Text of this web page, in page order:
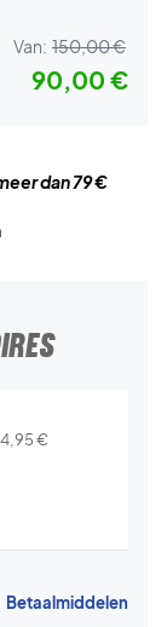
Van: 150,00 €
90,00 €
dan 79 €
€
Betaalmiddelen